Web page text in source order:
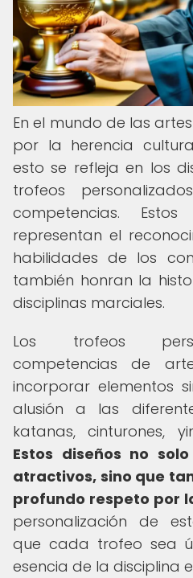
En el mundo de las
por la herencia
esto se refleja en los
trofeos
competencias.
representan el
habilidades de los
también honran la
disciplinas marciales.
Los trofeos
competencias de
incorporar elementos
alusión a las
katanas, cinturones,
Estos diseños no
atractivos, sino que
profundo respeto por
personalización de
que cada trofeo sea
esencia de la disciplina